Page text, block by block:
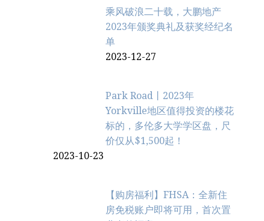
乘风破浪二十载，大鹏地产
2023年颁奖典礼及获奖经纪名
单
2023-12-27
Park Road丨2023年
Yorkville地区值得投资的楼花
标的，多伦多大学学区盘，尺
价仅从$1,500起！
2023-10-23
【购房福利】FHSA：全新住
房免税账户即将可用，首次置